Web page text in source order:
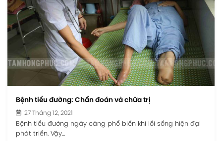
Bệnh tiểu đường: Chẩn đoán và chữa trị
27 Tháng 12, 2021
Bệnh tiểu đường ngày càng phổ biến khi lối sống hiện đại
phát triển. Vậy...